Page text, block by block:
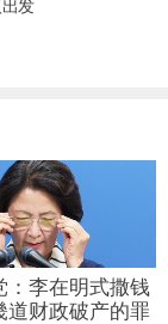
发
：李在明式撒钱
道财政破产的罪